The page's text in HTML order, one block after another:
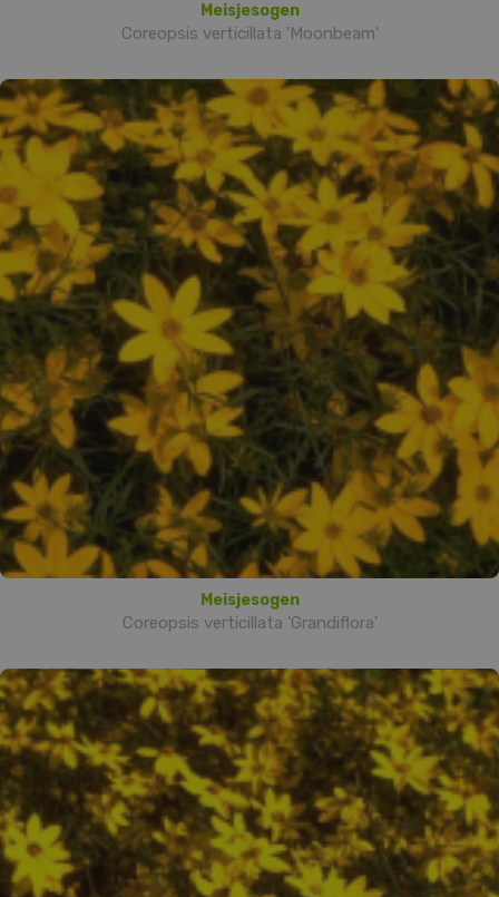
Meisjesogen
Coreopsis verticillata 'Moonbeam'
Meisjesogen
Coreopsis verticillata 'Grandiflora'